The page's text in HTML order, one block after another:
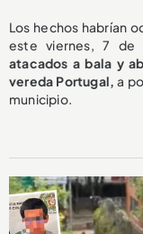
Los hechos habrían
este viernes, 7 de
atacados a bala y
vereda Portugal, a
municipio.